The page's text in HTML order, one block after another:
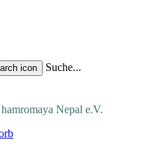
Suche...
Nepal e.V.